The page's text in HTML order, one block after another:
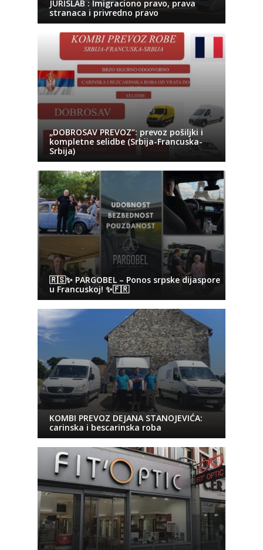
JURISLAB : Imigraciono pravo, prava
stranaca i privredno pravo
„DOBROSAV PREVOZ“: prevoz pošiljki i
kompletne selidbe (Srbija-Francuska-
Srbija)
🇷🇸✨ PARGOBEL – Ponos srpske dijaspore
u Francuskoj! ✨🇫🇷
KOMBI PREVOZ DEJANA STANOJEVIĆA:
carinska i bescarinska roba